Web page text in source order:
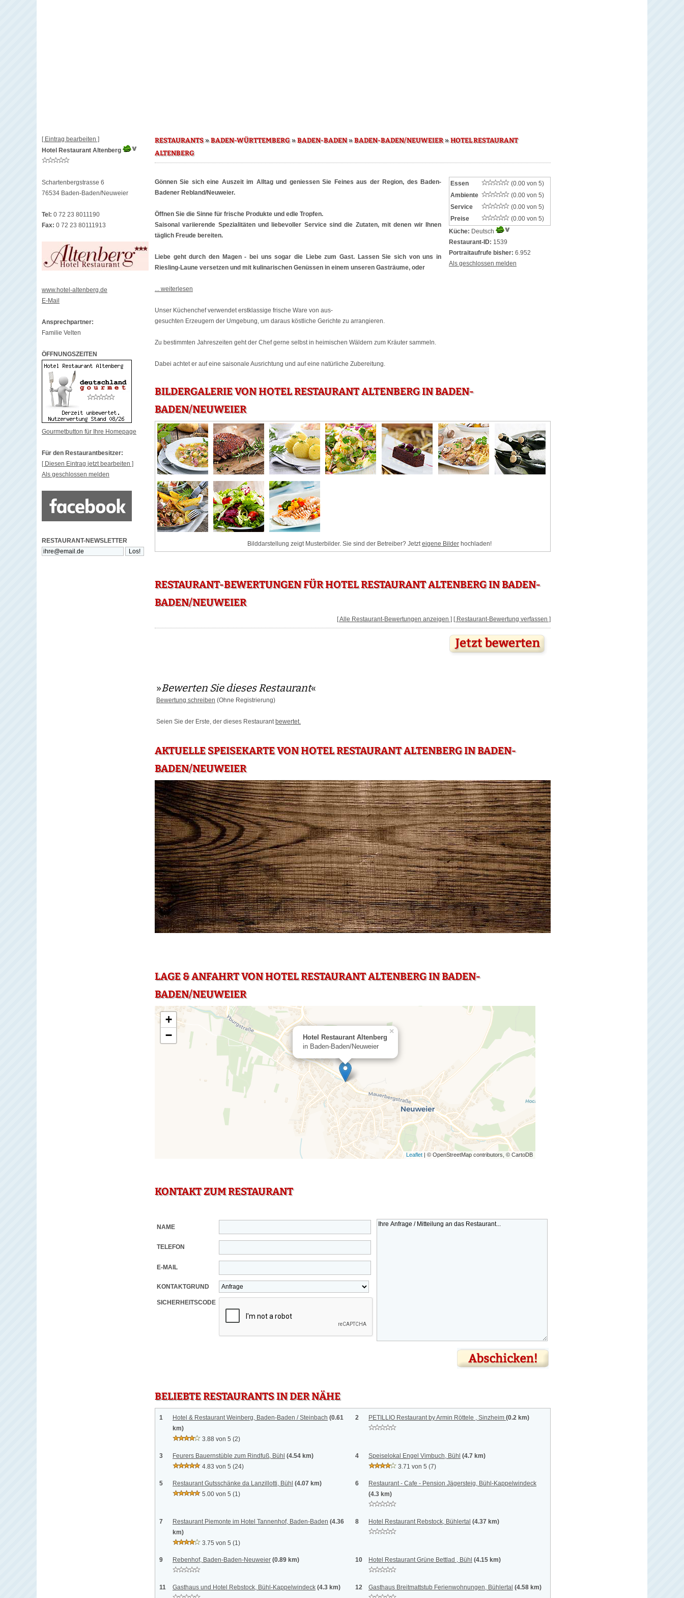
[ Eintrag bearbeiten ]
Hotel Restaurant Altenberg
Schartenbergstrasse 6
76534 Baden-Baden/Neuweier
Tel: 0 72 23 8011190
Fax: 0 72 23 80111913
www.hotel-altenberg.de
E-Mail
Ansprechpartner:
Familie Velten
ÖFFNUNGSZEITEN
Gourmetbutton für Ihre Homepage
Für den Restaurantbesitzer:
[ Diesen Eintrag jetzt bearbeiten ]
Als geschlossen melden
RESTAURANT-NEWSLETTER
RESTAURANTS»BADEN-WÜRTTEMBERG»BADEN-BADEN»BADEN-BADEN/NEUWEIER»HOTEL RESTAURANT
ALTENBERG
Gönnen Sie sich eine Auszeit im Alltag und geniessen Sie Feines aus der Region, des Baden-
Badener Rebland/Neuweier.
Öffnen Sie die Sinne für frische Produkte und edle Tropfen.
Saisonal variierende Spezialitäten und liebevoller Service sind die Zutaten, mit denen wir Ihnen
täglich Freude bereiten.
Liebe geht durch den Magen - bei uns sogar die Liebe zum Gast. Lassen Sie sich von uns in
Riesling-Laune versetzen und mit kulinarischen Genüssen in einem unseren Gasträume, oder
... weiterlesen
Unser Küchenchef verwendet erstklassige frische Ware von aus-
gesuchten Erzeugern der Umgebung, um daraus köstliche Gerichte zu arrangieren.
Zu bestimmten Jahreszeiten geht der Chef gerne selbst in heimischen Wäldern zum Kräuter sammeln.
Dabei achtet er auf eine saisonale Ausrichtung und auf eine natürliche Zubereitung.
Essen
(0.00 von 5)
Ambiente
(0.00 von 5)
Service
(0.00 von 5)
Preise
(0.00 von 5)
Küche: Deutsch
Restaurant-ID: 1539
Portraitaufrufe bisher: 6.952
Als geschlossen melden
BILDERGALERIE VON HOTEL RESTAURANT ALTENBERG IN BADEN-
BADEN/NEUWEIER
Bilddarstellung zeigt Musterbilder. Sie sind der Betreiber? Jetzteigene Bilder hochladen!
RESTAURANT-BEWERTUNGEN FÜR HOTEL RESTAURANT ALTENBERG IN BADEN-
BADEN/NEUWEIER
[ Alle Restaurant-Bewertungen anzeigen ] [ Restaurant-Bewertung verfassen ]
»Bewerten Sie dieses Restaurant«
Bewertung schreiben (Ohne Registrierung)
Seien Sie der Erste, der dieses Restaurant bewertet.
AKTUELLE SPEISEKARTE VON HOTEL RESTAURANT ALTENBERG IN BADEN-
BADEN/NEUWEIER
LAGE & ANFAHRT VON HOTEL RESTAURANT ALTENBERG IN BADEN-
BADEN/NEUWEIER
Hotel Restaurant Altenberg
in Baden-Baden/Neuweier
×
+
−
Leaflet | © OpenStreetMap contributors, © CartoDB
KONTAKT ZUM RESTAURANT
NAME
TELEFON
E-MAIL
KONTAKTGRUND
SICHERHEITSCODE
BELIEBTE RESTAURANTS IN DER NÄHE
1 Hotel & Restaurant Weinberg, Baden-Baden / Steinbach (0.61
km)
3.88 von 5 (2)
2 PETILLIO Restaurant by Armin Röttele , Sinzheim (0.2 km)
3 Feurers Bauernstüble zum Rindfuß, Bühl (4.54 km)
4.83 von 5 (24)
4 Speiselokal Engel Vimbuch, Bühl (4.7 km)
3.71 von 5 (7)
5 Restaurant Gutsschänke da Lanzillotti, Bühl (4.07 km)
5.00 von 5 (1)
6
Restaurant - Cafe - Pension Jägersteig, Bühl-Kappelwindeck
(4.3 km)
7 Restaurant Piemonte im Hotel Tannenhof, Baden-Baden (4.36
km)
3.75 von 5 (1)
8 Hotel Restaurant Rebstock, Bühlertal (4.37 km)
9 Rebenhof, Baden-Baden-Neuweier (0.89 km) 10 Hotel Restaurant Grüne Bettlad , Bühl (4.15 km)
11 Gasthaus und Hotel Rebstock, Bühl-Kappelwindeck (4.3 km) 12 Gasthaus Breitmattstub Ferienwohnungen, Bühlertal (4.58 km)